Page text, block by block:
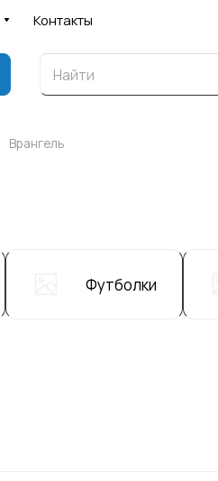
Контакты
Врангель
Футболки